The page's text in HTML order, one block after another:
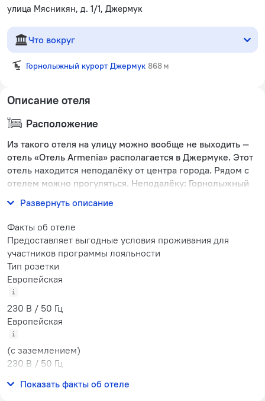
улица Мясникян, д. 1/1, Джермук
Что вокруг
Горнолыжный курорт Джермук 868 м
Описание отеля
Расположение
Из такого отеля на улицу можно вообще не выходить —
отель «Отель Armenia» располагается в Джермуке. Этот
отель находится неподалёку от центра города. Рядом с
отелем можно прогуляться. Неподалёку: Горнолыжный
Развернуть описание
Факты об отеле
Предоставляет выгодные условия проживания для
участников программы лояльности
Тип розетки
Европейская
230 В / 50 Гц
Европейская
(с заземлением)
230 В / 50 Гц
105 номеров, 2 этажа
Показать факты об отеле